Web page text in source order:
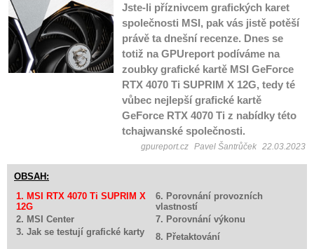
Jste-li příznivcem grafických karet
společnosti MSI, pak vás jistě potěší
právě ta dnešní recenze. Dnes se
totiž na GPUreport podíváme na
zoubky grafické kartě MSI GeForce
RTX 4070 Ti SUPRIM X 12G, tedy té
vůbec nejlepší grafické kartě
GeForce RTX 4070 Ti z nabídky této
tchajwanské společnosti.
gpureport.cz Pavel Šantrůček 22.03.2023
OBSAH:
1. MSI RTX 4070 Ti SUPRIM X
12G
6. Porovnání provozních
vlastností
2. MSI Center
7. Porovnání výkonu
3. Jak se testují grafické karty
8. Přetaktování